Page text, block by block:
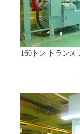
160トン トラン